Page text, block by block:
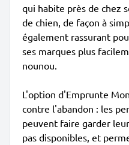
qui habite près de chez
de chien, de façon à
également rassurant
ses marques plus
nounou.
L'option d'Emprunte
contre l'abandon : les
peuvent faire garder
pas disponibles, et